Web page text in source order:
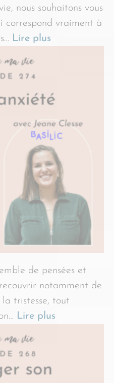
nous souhaitons vous
correspond vraiment à
Lire plus
de pensées et
notamment de
tristesse, tout
Lire plus